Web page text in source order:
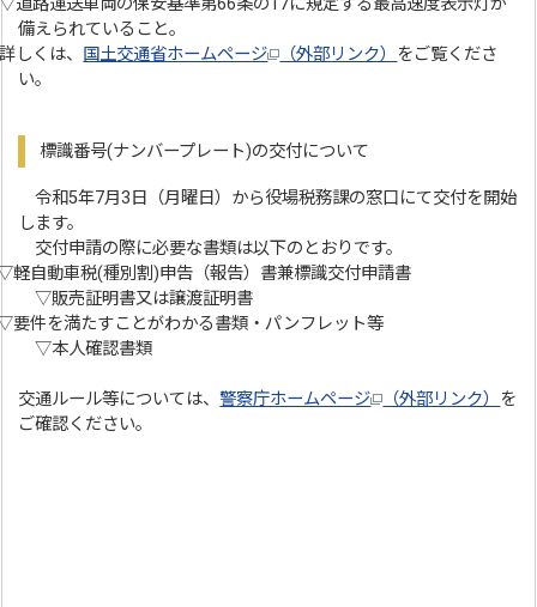
▽道路運送車両の保安基準第66条の17に規定する最高速度表示灯が
備えられていること。
詳しくは、 国土交通省ホームページ （外部リンク） をご覧くださ
い。
標識番号(ナンバープレート)の交付について
令和5年7月3日（月曜日）から役場税務課の窓口にて交付を開始
します。
交付申請の際に必要な書類は以下のとおりです。
自動車税(種別割)申告（報告）書兼標識交付申請書
▽販売証明書又は譲渡証明書
件を満たすことがわかる書類・パンフレット等
▽本人確認書類
交通ルール等については、警察庁ホームページ （外部リンク） を
ご確認ください。